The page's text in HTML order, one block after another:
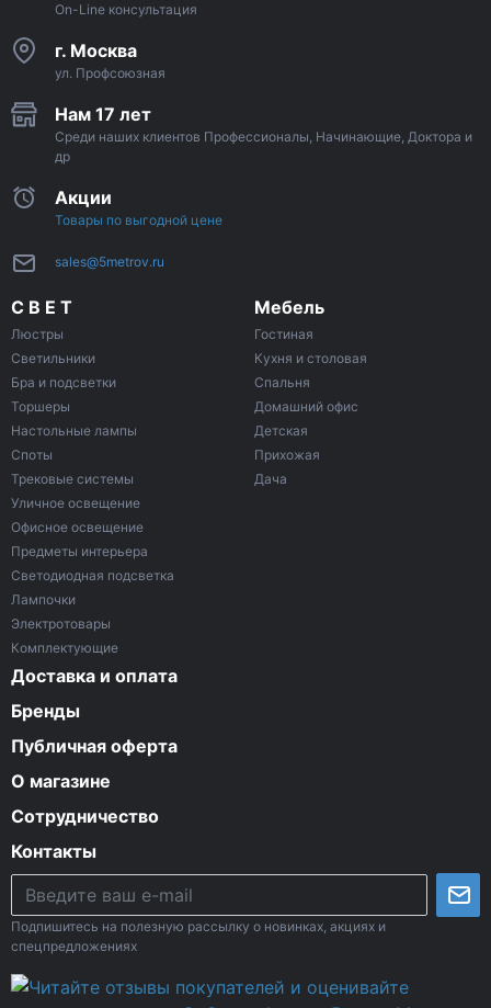
On-Line консультация
г. Москва
ул. Профсоюзная
Нам 17 лет
Среди наших клиентов Профессионалы, Начинающие, Доктора и
др
Акции
Товары по выгодной цене
sales@5metrov.ru
С В Е Т
Люстры
Светильники
Бра и подсветки
Торшеры
Настольные лампы
Споты
Трековые системы
Уличное освещение
Офисное освещение
Предметы интерьера
Светодиодная подсветка
Лампочки
Электротовары
Комплектующие
Мебель
Гостиная
Кухня и столовая
Спальня
Домашний офис
Детская
Прихожая
Дача
Доставка и оплата
Бренды
Публичная оферта
О магазине
Сотрудничество
Контакты
Подпишитесь на полезную рассылку о новинках, акциях и
спецпредложениях